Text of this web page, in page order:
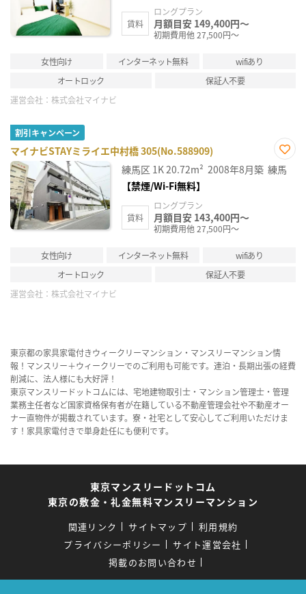
賃料
ロングプラン
月額目安 149,400円～
初期費用他 27,500円～
女性向け インターネット無料
wifiあり
オートロック
保証人不要
運営会社： 株式会社マイナビ
割引キャンペーン
マイナビSTAYミライエ中村橋 305(No.588909)
お気
に入
練馬区 1K20.72m² 2008年8月築 練馬
【禁煙/Wi-Fi無料】
賃料
ロングプラン
月額目安 143,400円～
初期費用他 27,500円～
女性向け インターネット無料
wifiあり
オートロック
保証人不要
運営会社： 株式会社マイナビ
東京都の家具家電付きウィークリーマンション・マンスリーマンション情
報！マンスリー＋ウィークリーでのご利用も可能です。連泊・長期出張の経費
削減に、法人様にも大好評！
東京マンスリードットコムには、宅地建物取引士・マンション管理士・管理
業務主任者など国家資格保有者が在籍している不動産管理会社や不動産オー
ナー直物件が掲載されています。寮・社宅として安心してご利用いただけま
す！家具家電付きで単身赴任にも便利です。
東京マンスリードットコム
東京の敷金・礼金無料マンスリーマンション
関連リンク サイトマップ
利用規約
プライバシーポリシー
サイト運営会社
掲載のお問い合わせ